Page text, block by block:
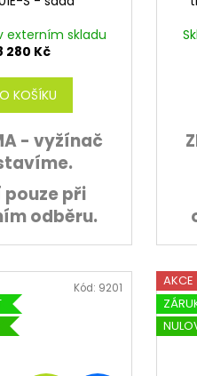
R
M
A
externím skladu
280 Kč
KOŠÍKU
- vyžínač
pouze při
odběru.
Kód: 9201
AKCE